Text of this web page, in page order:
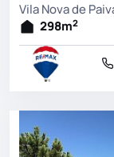
Vila Nova de
298m2